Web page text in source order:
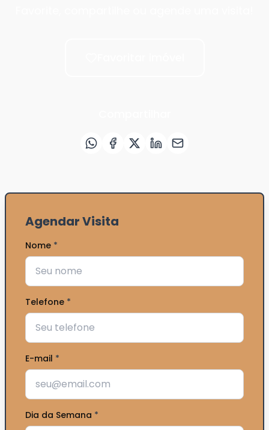
Agendar Visita
Nome *
Telefone *
E-mail *
Dia da Semana *